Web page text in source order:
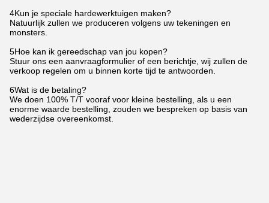
4Kun je speciale hardewerktuigen maken?
Natuurlijk zullen we produceren volgens uw tekeningen en
monsters.
5Hoe kan ik gereedschap van jou kopen?
Stuur ons een aanvraagformulier of een berichtje, wij zullen de
verkoop regelen om u binnen korte tijd te antwoorden.
6Wat is de betaling?
We doen 100% T/T vooraf voor kleine bestelling, als u een
enorme waarde bestelling, zouden we bespreken op basis van
wederzijdse overeenkomst.